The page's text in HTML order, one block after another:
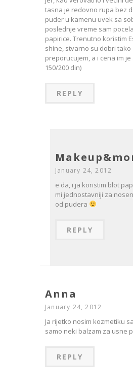
tasna je redovno rupa bez
puder u kamenu uvek sa
poslednje vreme sam
papirice. Trenutno koristim
shine, stvarno su dobri tako
preporucujem, a i cena im
150/200 din)
REPLY
January 24, 2012
e da, i ja koristim blot
mi jednostavniji za
od pudera
REPLY
Anna
January 24, 2012
Ja rijetko nosim kozmetiku
samo neki balzam za usne
REPLY